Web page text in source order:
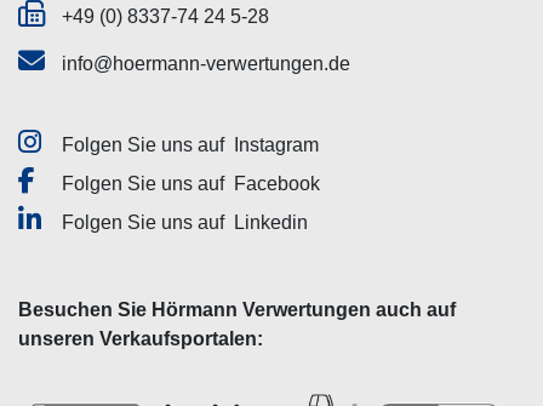
+49 (0) 8337-74 24 5-28
info@hoermann-verwertungen.de
Folgen Sie uns auf
Instagram
Folgen Sie uns auf Facebook
Folgen Sie uns auf
Linkedin
Besuchen Sie Hörmann Verwertungen auch auf
unseren Verkaufsportalen: